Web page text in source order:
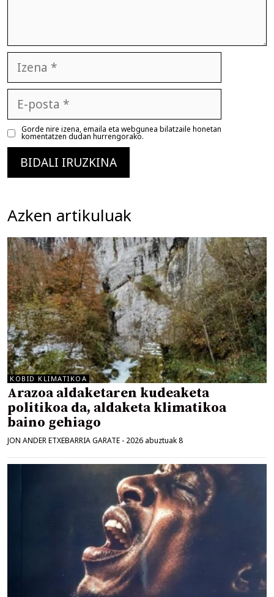
posta
Gorde nire izena, emaila eta webgunea bilatzaile honetan
komentatzen dudan hurrengorako.
Azken artikuluak
KOBID KLIMATIKOA
Arazoa aldaketaren kudeaketa
politikoa da, aldaketa klimatikoa
baino gehiago
JON ANDER ETXEBARRIA GARATE - 2026 abuztuak 8